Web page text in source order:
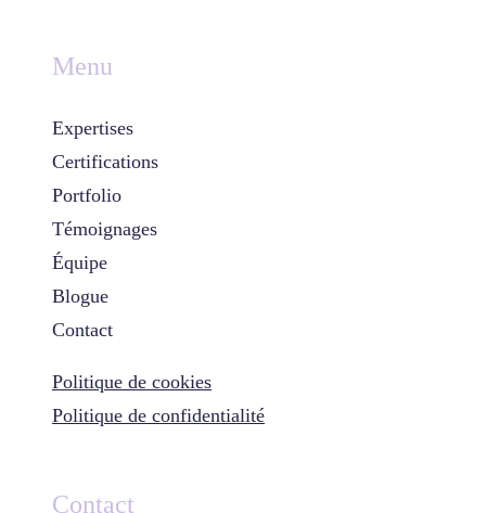
Menu
Expertises
Certifications
Portfolio
Témoignages
Équipe
Blogue
Contact
Politique de cookies
Politique de confidentialité
Contact